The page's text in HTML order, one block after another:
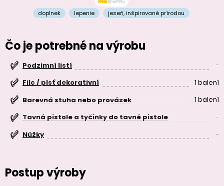
doplnek lepenie jeseň,inšpirované prírodou
Čo je potrebné na výrobu
Podzimní listí
-
Filc / plsť dekorativní
1 balení
Barevná stuha nebo provázek
1 balení
Tavná pistole a tyčinky do tavné pistole
-
Nůžky
-
Postup výroby